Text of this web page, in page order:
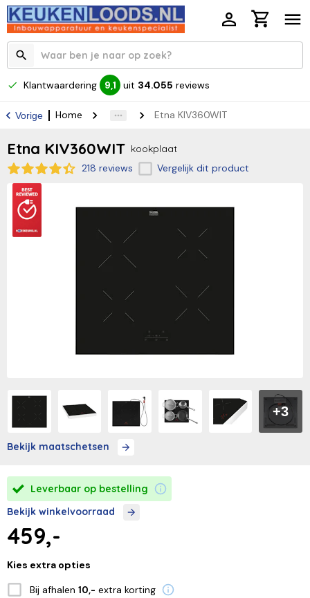
Klantwaardering 9,1 uit 34.055 reviews
Vorige Home Etna KIV360WIT
Etna KIV360WIT kookplaat
218 reviews
Vergelijk dit product
+3
Bekijk maatschetsen
Leverbaar op bestelling
Bekijk winkelvoorraad
459,-
Kies extra opties
Bij afhalen 10,- extra korting